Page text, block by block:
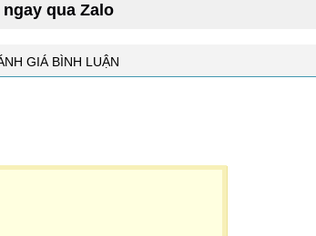
ngay qua Zalo
GIÁ BÌNH LUẬN